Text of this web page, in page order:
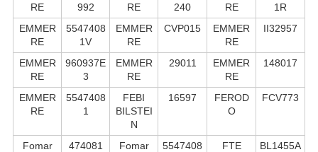
RE
992
RE
240
RE
1R
EMMER
RE
5547408
1V
EMMER
RE
CVP015
EMMER
RE
II32957
EMMER
RE
960937E
3
EMMER
RE
29011
EMMER
RE
148017
EMMER
RE
5547408
1
FEBI
BILSTEI
N
16597
FEROD
O
FCV773
Fomar
474081
Fomar
5547408
FTE
BL1455A